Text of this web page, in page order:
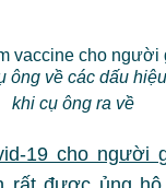
ông về các dấu
khi cụ ông ra về
19 cho người